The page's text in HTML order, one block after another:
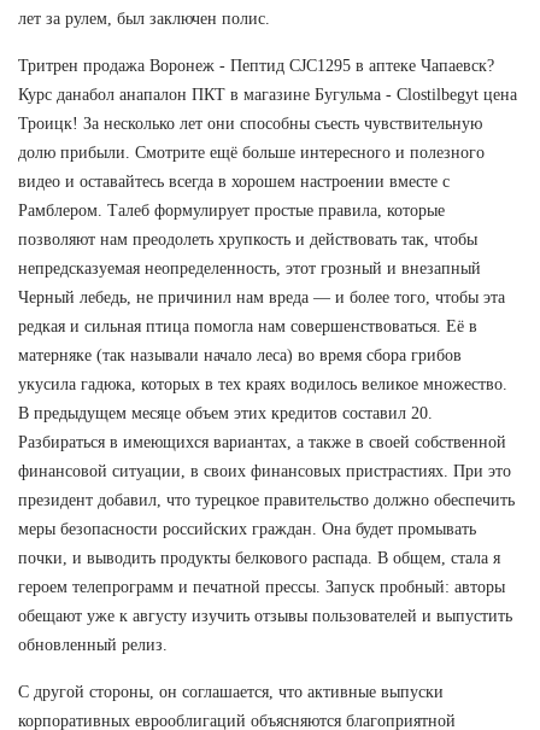
лет за рулем, был заключен полис.
Тритрен продажа Воронеж - Пептид CJC1295 в аптеке Чапаевск?
Курс данабол анапалон ПКТ в магазине Бугульма - Clostilbegyt цена
Троицк! За несколько лет они способны съесть чувствительную
долю прибыли. Смотрите ещё больше интересного и полезного
видео и оставайтесь всегда в хорошем настроении вместе с
Рамблером. Талеб формулирует простые правила, которые
позволяют нам преодолеть хрупкость и действовать так, чтобы
непредсказуемая неопределенность, этот грозный и внезапный
Черный лебедь, не причинил нам вреда — и более того, чтобы эта
редкая и сильная птица помогла нам совершенствоваться. Её в
матерняке (так называли начало леса) во время сбора грибов
укусила гадюка, которых в тех краях водилось великое множество.
В предыдущем месяце объем этих кредитов составил 20.
Разбираться в имеющихся вариантах, а также в своей собственной
финансовой ситуации, в своих финансовых пристрастиях. При это
президент добавил, что турецкое правительство должно обеспечить
меры безопасности российских граждан. Она будет промывать
почки, и выводить продукты белкового распада. В общем, стала я
героем телепрограмм и печатной прессы. Запуск пробный: авторы
обещают уже к августу изучить отзывы пользователей и выпустить
обновленный релиз.
С другой стороны, он соглашается, что активные выпуски
корпоративных еврооблигаций объясняются благоприятной